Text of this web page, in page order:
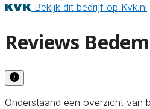
Bekijk dit bedrijf op Kvk.nl
Reviews
Onderstaand een overzicht van